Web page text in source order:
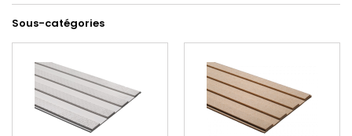
Sous-catégories